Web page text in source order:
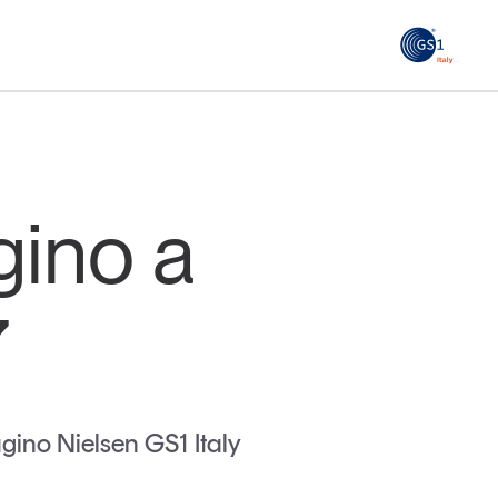
GS1
Iscriviti
a
Nielsen GS1 Italy